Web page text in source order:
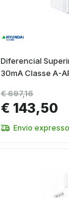
Diferencial
30mA Classe A-
€ 143,50
€ 697,16
Envio